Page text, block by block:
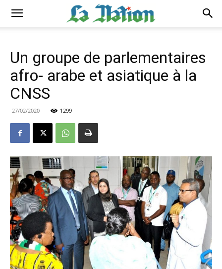
Un groupe de parlementaires
afro- arabe et asiatique à la
CNSS
27/02/2020 1299